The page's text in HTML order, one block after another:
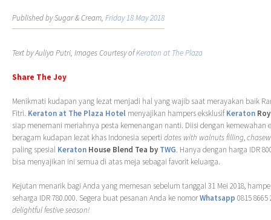
Published by Sugar & Cream, Friday 18 May 2018
Text by Auliya Putri, Images Courtesy ofKeraton at The Plaza
Share The Joy
Menikmati kudapan yang lezat menjadi hal yang wajib saat merayakan baik
Fitri. Keraton at The Plaza Hotel menyajikan hampers eksklusifKeraton
siap menemani meriahnya pesta kemenangan nanti. Diisi dengan kemewahan
beragam kudapan lezat khas Indonesia seperti dates with walnuts filling,
paling spesial Keraton House Blend Tea by TWG. Hanya dengan harga IDR
bisa menyajikan ini semua di atas meja sebagai favorit keluarga.
Kejutan menarik bagi Anda yang memesan sebelum tanggal 31 Mei 2018,
seharga IDR 780.000. Segera buat pesanan Anda ke nomorWhatsapp 0815
delightful festive season!